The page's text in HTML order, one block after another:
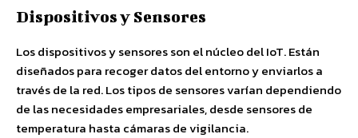
Dispositivos y Sensores
Los dispositivos y sensores son el núcleo del IoT. Están
diseñados para recoger datos del entorno y enviarlos a
través de la red. Los tipos de sensores varían dependiendo
de las necesidades empresariales, desde sensores de
temperatura hasta cámaras de vigilancia.